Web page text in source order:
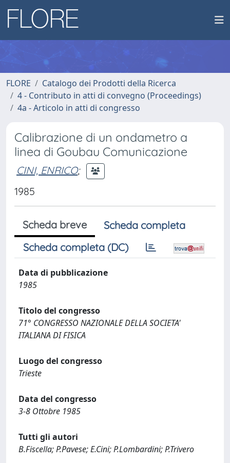
FLORE
Catalogo dei Prodotti della Ricerca
4 - Contributo in atti di convegno (Proceedings)
4a - Articolo in atti di congresso
Calibrazione di un ondametro a
linea di Goubau Comunicazione
CINI, ENRICO;
1985
Scheda breve
Scheda completa
Scheda completa (DC)
Data di pubblicazione
1985
Titolo del congresso
71° CONGRESSO NAZIONALE DELLA SOCIETA'
ITALIANA DI FISICA
Luogo del congresso
Trieste
Data del congresso
3-8 Ottobre 1985
Tutti gli autori
B.Fiscella; P.Pavese; E.Cini; P.Lombardini; P.Trivero